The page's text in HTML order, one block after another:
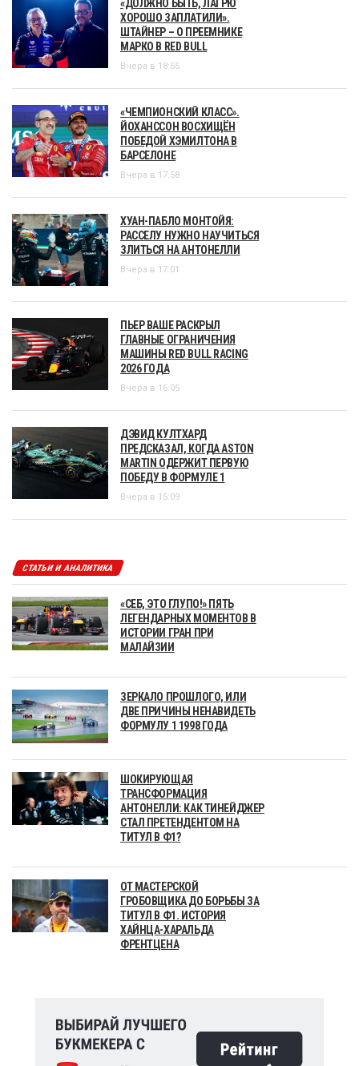
«ДОЛЖНО БЫТЬ, ЛАГРЮ
ХОРОШО ЗАПЛАТИЛИ».
ШТАЙНЕР – О ПРЕЕМНИКЕ
МАРКО В RED BULL
Вчера в 18:55
«ЧЕМПИОНСКИЙ КЛАСС».
ЙОХАНССОН ВОСХИЩЁН
ПОБЕДОЙ ХЭМИЛТОНА В
БАРСЕЛОНЕ
Вчера в 17:58
ХУАН-ПАБЛО МОНТОЙЯ:
РАССЕЛУ НУЖНО НАУЧИТЬСЯ
ЗЛИТЬСЯ НА АНТОНЕЛЛИ
Вчера в 17:01
ПЬЕР ВАШЕ РАСКРЫЛ
ГЛАВНЫЕ ОГРАНИЧЕНИЯ
МАШИНЫ RED BULL RACING
2026 ГОДА
Вчера в 16:05
ДЭВИД КУЛТХАРД
ПРЕДСКАЗАЛ, КОГДА ASTON
MARTIN ОДЕРЖИТ ПЕРВУЮ
ПОБЕДУ В ФОРМУЛЕ 1
Вчера в 15:09
СТАТЬИ И АНАЛИТИКА
«СЕБ, ЭТО ГЛУПО!» ПЯТЬ
ЛЕГЕНДАРНЫХ МОМЕНТОВ В
ИСТОРИИ ГРАН ПРИ
МАЛАЙЗИИ
ЗЕРКАЛО ПРОШЛОГО, ИЛИ
ДВЕ ПРИЧИНЫ НЕНАВИДЕТЬ
ФОРМУЛУ 1 1998 ГОДА
ШОКИРУЮЩАЯ
ТРАНСФОРМАЦИЯ
АНТОНЕЛЛИ: КАК ТИНЕЙДЖЕР
СТАЛ ПРЕТЕНДЕНТОМ НА
ТИТУЛ В Ф1?
ОТ МАСТЕРСКОЙ
ГРОБОВЩИКА ДО БОРЬБЫ ЗА
ТИТУЛ В Ф1. ИСТОРИЯ
ХАЙНЦА-ХАРАЛЬДА
ФРЕНТЦЕНА